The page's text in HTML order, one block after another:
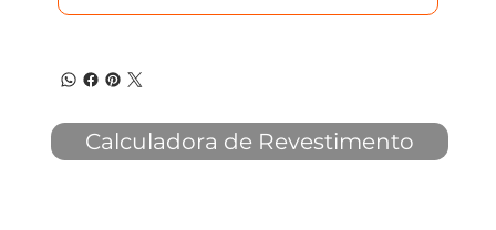
Calculadora de Revestimento